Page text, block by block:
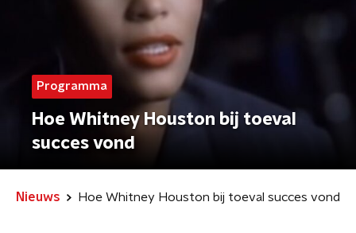
Programma
Hoe Whitney Houston bij toeval
succes vond
Nieuws Hoe Whitney Houston bij toeval succes vond